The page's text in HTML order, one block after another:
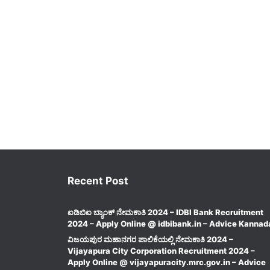
Recent Post
ಐಡಿಬಿಐ ಬ್ಯಾಂಕ್ ನೇಮಕಾತಿ 2024 – IDBI Bank Recruitment
2024 – Apply Online @ idbibank.in – Advice
ವಿಜಯಪುರ ಮಹಾನಗರ ಪಾಲಿಕೆಯಲ್ಲಿ ನೇಮಕಾತಿ 2024 –
Vijayapura City Corporation Recruitment 2024 –
Apply Online @ vijayapuracity.mrc.gov.in – Advice